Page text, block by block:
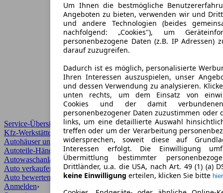
Service-Übersicht
Kfz-Werkstätten
Autohäuser und Händler
Autoteile-Händler
Autowaschanlagen
Auto verkaufen
Auto bewerten
Anmelden›
Um Ihnen die bestmögliche
Angeboten zu bieten, verwenden wir und
und andere Technologien (beides
nachfolgend: „Cookies"), um
personenbezogene Daten (z.B. IP Adressen)
darauf zuzugreifen.
Dadurch ist es möglich, personalisierte
Ihren Interessen auszuspielen, unser
und dessen Verwendung zu analysieren.
unten rechts, um dem Einsatz von
Cookies und der damit
personenbezogener Daten zuzustimmen oder
links, um eine detaillierte Auswahl
treffen oder um der Verarbeitung
widersprechen, soweit diese auf
Interessen erfolgt. Die Einwilligung
Übermittlung bestimmter
Drittländer, u.a. die USA, nach Art. 49 (1) (a)
keine Einwilligung erteilen, klicken Sie bitte hier